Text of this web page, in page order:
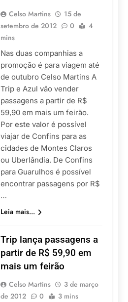
Alegre e Montevidéu
em dezembro
Celso Martins
15 de
setembro de 2012
0
4
mins
Nas duas companhias a
promoção é para viagem até
de outubro Celso Martins A
Trip e Azul vão vender
passagens a partir de R$
59,90 em mais um feirão.
Por este valor é possível
viajar de Confins para as
cidades de Montes Claros
ou Uberlândia. De Confins
para Guarulhos é possível
encontrar passagens por R$
…
Leia mais...
Trip lança passagens a
partir de R$ 59,90 em
mais um feirão
Celso Martins
3 de março
de 2012
0 3 mins